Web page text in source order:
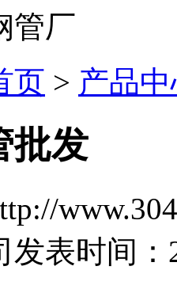
管厂
页 > 产品
批发
发表时间：